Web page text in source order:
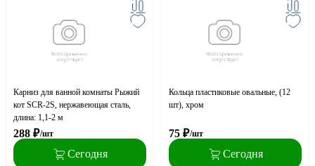
Карниз для ванной комнаты Рыжий
кот SCR-2S, нержавеющая сталь,
длина: 1,1-2 м
288 ₽/шт
Сегодня
Кольца пластиковые овальные, (12
шт), хром
75 ₽/шт
Сегодня